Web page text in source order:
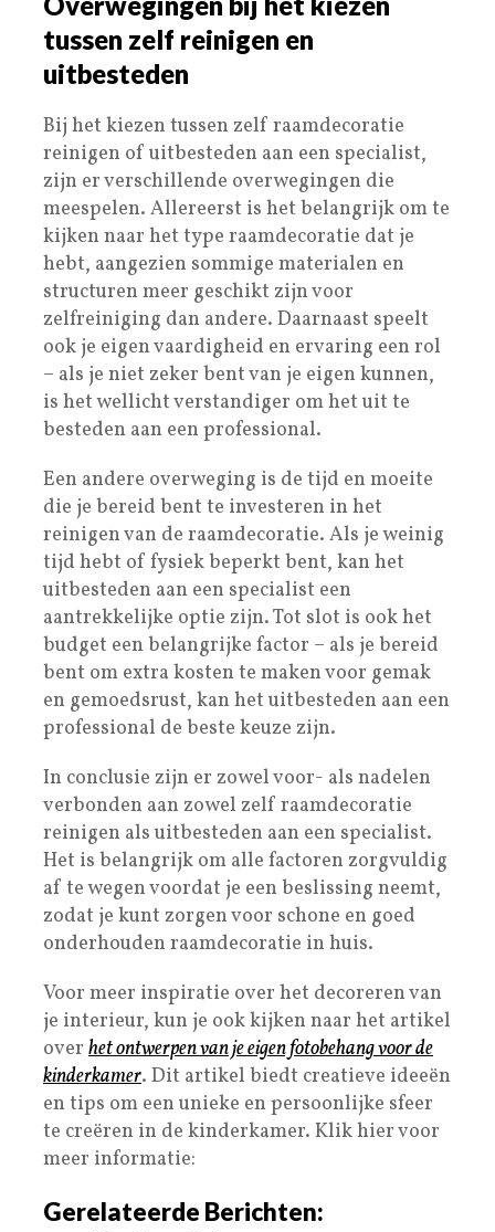
tussen zelf reinigen en
uitbesteden
Bij het kiezen tussen zelf raamdecoratie
reinigen of uitbesteden aan een specialist,
zijn er verschillende overwegingen die
meespelen. Allereerst is het belangrijk om te
kijken naar het type raamdecoratie dat je
hebt, aangezien sommige materialen en
structuren meer geschikt zijn voor
zelfreiniging dan andere. Daarnaast speelt
ook je eigen vaardigheid en ervaring een rol
– als je niet zeker bent van je eigen kunnen,
is het wellicht verstandiger om het uit te
besteden aan een professional.
Een andere overweging is de tijd en moeite
die je bereid bent te investeren in het
reinigen van de raamdecoratie. Als je weinig
tijd hebt of fysiek beperkt bent, kan het
uitbesteden aan een specialist een
aantrekkelijke optie zijn. Tot slot is ook het
budget een belangrijke factor – als je bereid
bent om extra kosten te maken voor gemak
en gemoedsrust, kan het uitbesteden aan een
professional de beste keuze zijn.
In conclusie zijn er zowel voor- als nadelen
verbonden aan zowel zelf raamdecoratie
reinigen als uitbesteden aan een specialist.
Het is belangrijk om alle factoren zorgvuldig
af te wegen voordat je een beslissing neemt,
zodat je kunt zorgen voor schone en goed
onderhouden raamdecoratie in huis.
Voor meer inspiratie over het decoreren van
je interieur, kun je ook kijken naar het artikel
over het ontwerpen van je eigen fotobehang voor de
kinderkamer. Dit artikel biedt creatieve ideeën
en tips om een unieke en persoonlijke sfeer
te creëren in de kinderkamer. Klik hier voor
meer informatie:
Gerelateerde Berichten: